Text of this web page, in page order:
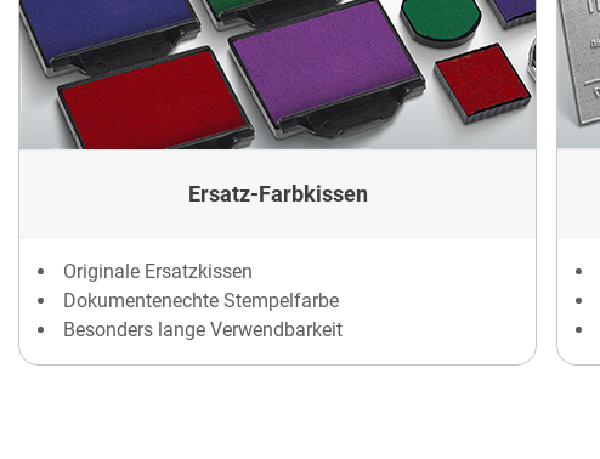
Ersatz-Farbkissen
Originale Ersatzkissen
Dokumentenechte Stempelfarbe
Besonders lange Verwendbarkeit